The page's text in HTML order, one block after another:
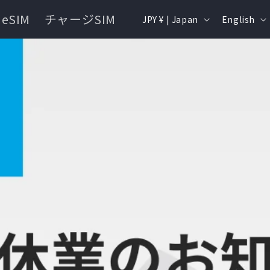
eSIM チャージSIM Country/region
JPY ¥ | Japan English